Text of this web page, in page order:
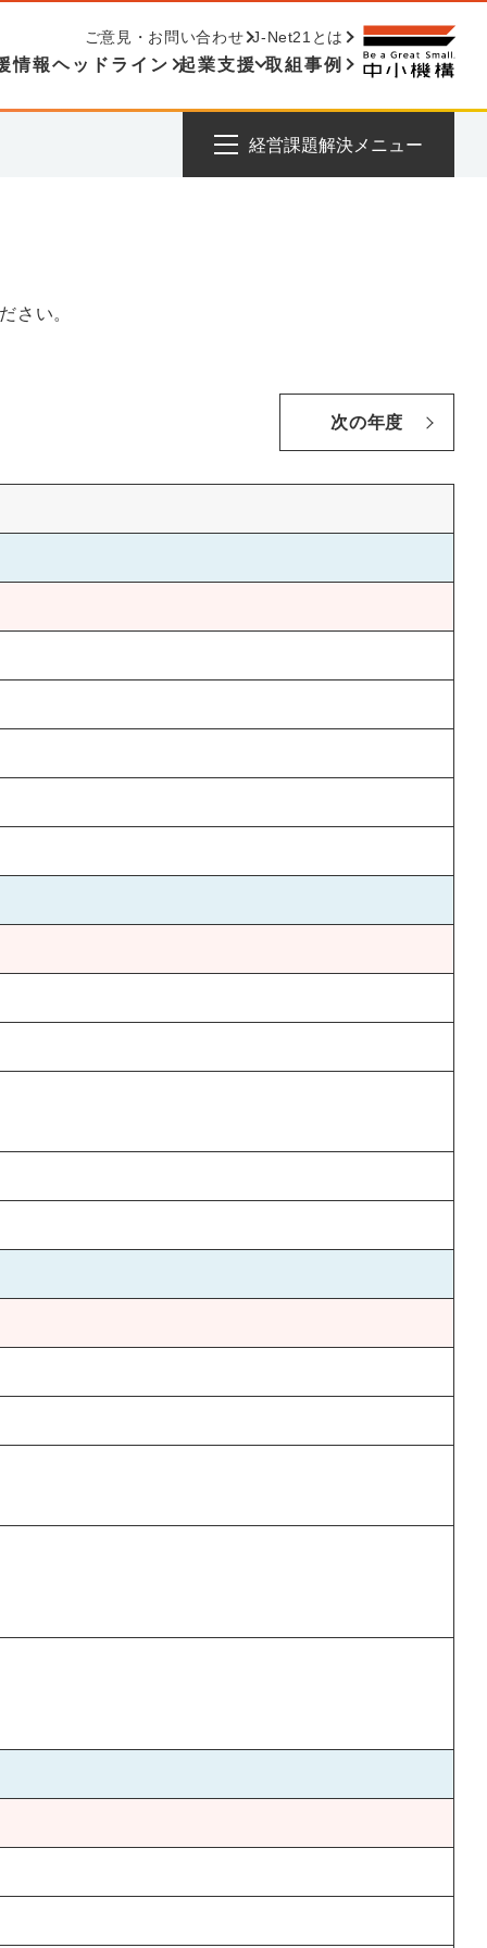
情報ヘッドライン 起業支援 取組事例
ご意見・お問い合わせ J-Net21とは
経営課題解決メニュー
さい。
次の年度